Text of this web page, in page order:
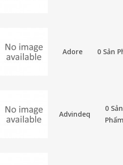
Adore 0 Sản
Advindeq
0
Phẩm